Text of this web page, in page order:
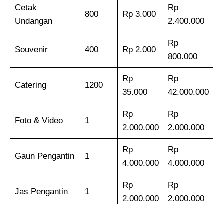
Cetak
Undangan
800 Rp 3.000
Rp
2.400.000
Souvenir 400 Rp 2.000
Rp
800.000
Catering 1200
Rp
35.000
Rp
42.000.000
Foto & Video 1
Rp
2.000.000
Rp
2.000.000
Gaun Pengantin 1
Rp
4.000.000
Rp
4.000.000
Jas Pengantin 1
Rp
2.000.000
Rp
2.000.000